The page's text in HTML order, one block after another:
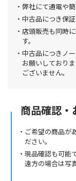
弊社にて通電や
中古品につき保証
店頭販売も同時
す。
中古品につきノ
お願いしており
ございません。
商品確認・
ご希望の商品が
ださい。
現品確認も可能
遠方の場合は写